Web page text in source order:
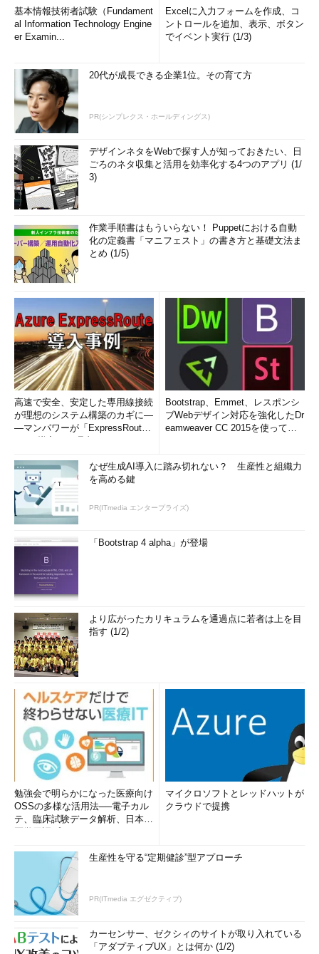
基本情報技術者試験（Fundament
al Information Technology Engine
er Examin...
Excelに入力フォームを作成、コ
ントロールを追加、表示、ボタン
でイベント実行 (1/3)
20代が成長できる企業1位。その育て方
PR(シンプレクス・ホールディングス)
デザインネタをWebで探す人が知っておきたい、日
ごろのネタ収集と活用を効率化する4つのアプリ (1/
3)
作業手順書はもういらない！ Puppetにおける自動
化の定義書「マニフェスト」の書き方と基礎文法ま
とめ (1/5)
高速で安全、安定した専用線接続
が理想のシステム構築のカギに―
―マンパワーが「ExpressRout
Bootstrap、Emmet、レスポンシ
ブWebデザイン対応を強化したDr
eamweaver CC 2015を使って
なぜ生成AI導入に踏み切れない？ 生産性と組織力
を高める鍵
PR(ITmedia エンタープライズ)
「Bootstrap 4 alpha」が登場
より広がったカリキュラムを通過点に若者は上を目
指す (1/2)
勉強会で明らかになった医療向け
OSSの多様な活用法──電子カル
テ、臨床試験データ解析、日本語
マイクロソフトとレッドハットが
クラウドで提携
生産性を守る“定期健診”型アプローチ
PR(ITmedia エグゼクティブ)
カーセンサー、ゼクシィのサイトが取り入れている
「アダプティブUX」とは何か (1/2)